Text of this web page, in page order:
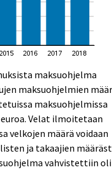
maksuohjelma
maksuohjelmien
maksuohjelmissa
Velat ilmoitetaan
velkojen määrä voidaan
ja takaajien
vahvistettiin oli